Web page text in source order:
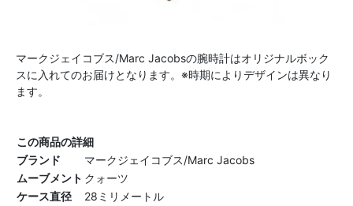
マークジェイコブス/Marc Jacobsの腕時計はオリジナルボック
スに入れてのお届けとなります。※時期によりデザインは異なり
ます。
この商品の詳細
ブランド
マークジェイコブス/Marc Jacobs
ムーブメント クォーツ
ケース直径
28ミリメートル